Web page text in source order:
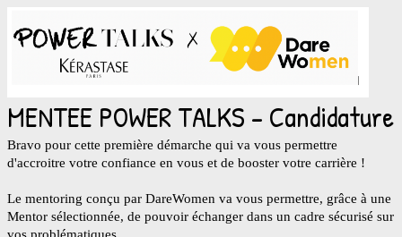
MENTEE POWER TALKS - Candidature
Bravo pour cette première démarche qui va vous permettre
d'accroitre votre confiance en vous et de booster votre carrière !
Le mentoring conçu par DareWomen va vous permettre, grâce à une
Mentor sélectionnée, de pouvoir échanger dans un cadre sécurisé sur